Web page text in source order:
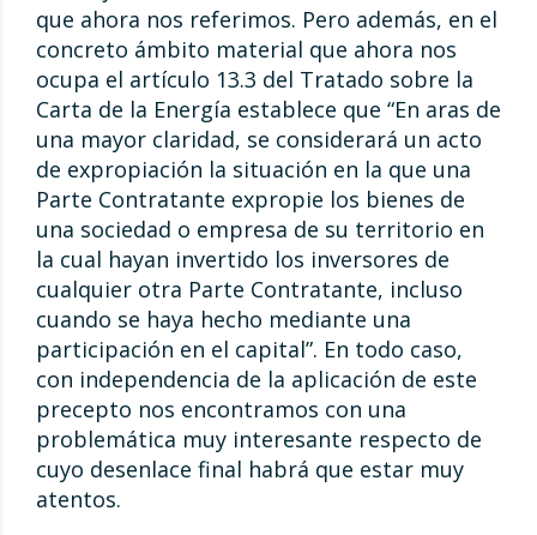
que ahora nos referimos. Pero además, en el
concreto ámbito material que ahora nos
ocupa el artículo 13.3 del Tratado sobre la
Carta de la Energía establece que “En aras de
una mayor claridad, se considerará un acto
de expropiación la situación en la que una
Parte Contratante expropie los bienes de
una sociedad o empresa de su territorio en
la cual hayan invertido los inversores de
cualquier otra Parte Contratante, incluso
cuando se haya hecho mediante una
participación en el capital”. En todo caso,
con independencia de la aplicación de este
precepto nos encontramos con una
problemática muy interesante respecto de
cuyo desenlace final habrá que estar muy
atentos.